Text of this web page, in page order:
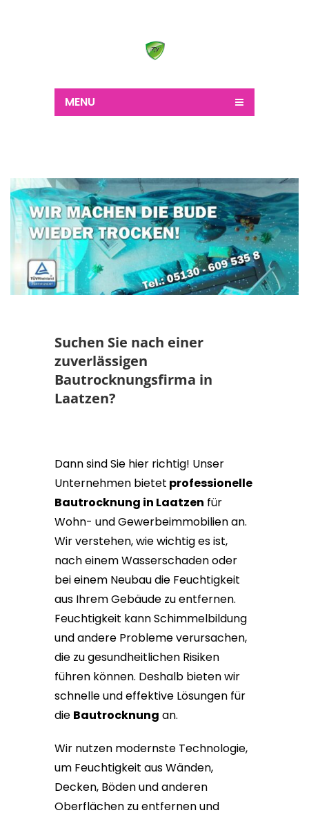
MENU
Suchen Sie nach einer
zuverlässigen
Bautrocknungsfirma in
Laatzen?
Dann sind Sie hier richtig! Unser
Unternehmen bietet professionelle
Bautrocknung in Laatzen für
Wohn- und Gewerbeimmobilien an.
Wir verstehen, wie wichtig es ist,
nach einem Wasserschaden oder
bei einem Neubau die Feuchtigkeit
aus Ihrem Gebäude zu entfernen.
Feuchtigkeit kann Schimmelbildung
und andere Probleme verursachen,
die zu gesundheitlichen Risiken
führen können. Deshalb bieten wir
schnelle und effektive Lösungen für
die Bautrocknung an.
Wir nutzen modernste Technologie,
um Feuchtigkeit aus Wänden,
Decken, Böden und anderen
Oberflächen zu entfernen und